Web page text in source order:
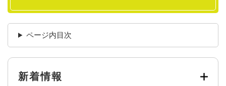
ページ内目次
新着情報